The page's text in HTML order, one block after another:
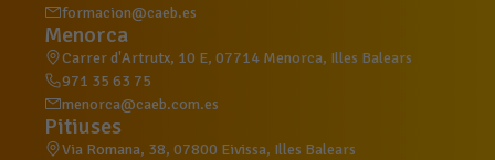
formacion@caeb.es
Menorca
Carrer d'Artrutx, 10 E, 07714 Menorca, Illes Balears
971 35 63 75
menorca@caeb.com.es
Pitiuses
Via Romana, 38, 07800 Eivissa, Illes Balears